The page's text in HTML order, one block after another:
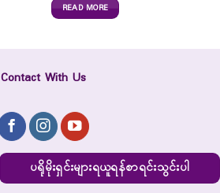
READ MORE
Contact With Us
ပရိုမိုးရှင်းများရယူရန်စာရင်းသွင်းပါ